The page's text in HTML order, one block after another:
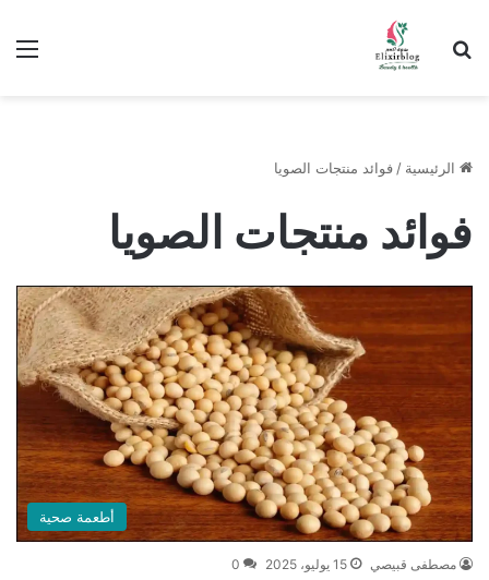
ابحث عن
الرئيسية / فوائد منتجات الصويا
فوائد منتجات الصويا
أطعمة صحية
مصطفى قبيصي 15 يوليو، 2025 0